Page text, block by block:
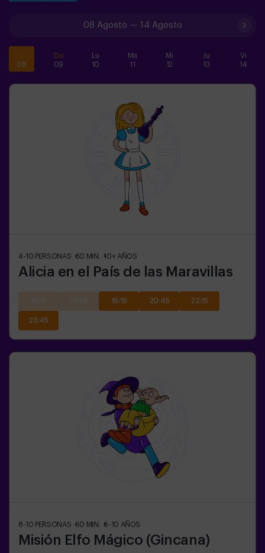
08 Agosto — 14 Agosto
08
Do
09
Lu
10
Ma
11
Mi
12
Ju
13
Vi
14
4-10 PERSONAS 60 MIN. 10+ AÑOS
Alicia en el País de las Maravillas
19:15 20:45 22:15
23:45
8-10 PERSONAS 60 MIN. 6-10 AÑOS
Misión Elfo Mágico (Gincana)